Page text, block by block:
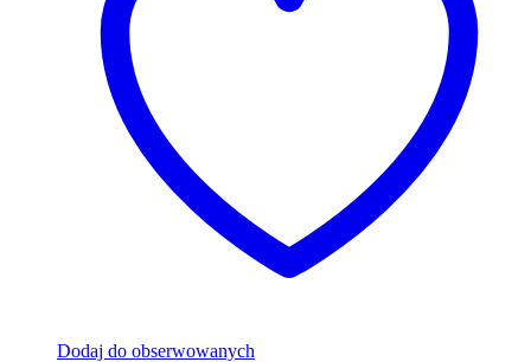
Dodaj do obserwowanych